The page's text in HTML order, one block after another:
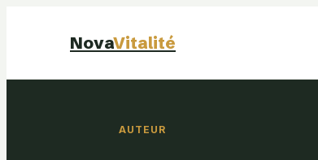
NovaVitalité
AUTEUR